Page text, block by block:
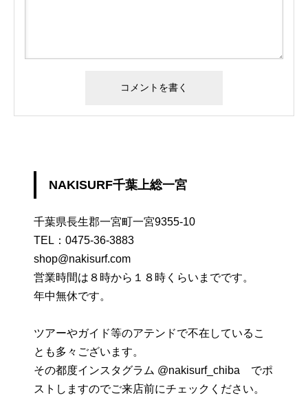
NAKISURF千葉上総一宮
千葉県長生郡一宮町一宮9355-10
TEL： 0475-36-3883
shop@nakisurf.com
営業時間は８時から１８時くらいまでです。
年中無休です。
ツアーやガイド等のアテンドで不在しているこ
とも多々ございます。
その都度インスタグラム @nakisurf_chiba でポ
ストしますのでご来店前にチェックください。